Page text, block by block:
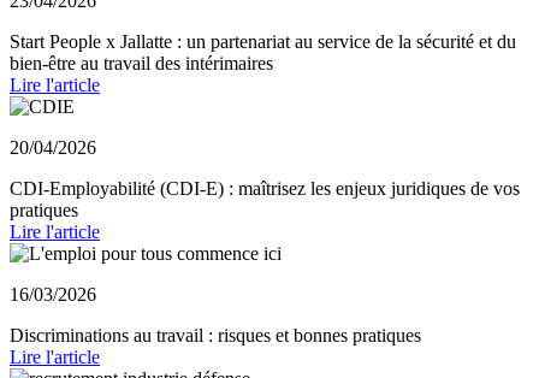
Start People x Jallatte : un partenariat au service de la sécurité et du
bien-être au travail des intérimaires
Lire l'article
20/04/2026
CDI-Employabilité (CDI-E) : maîtrisez les enjeux juridiques de vos
pratiques
Lire l'article
16/03/2026
Discriminations au travail : risques et bonnes pratiques
Lire l'article